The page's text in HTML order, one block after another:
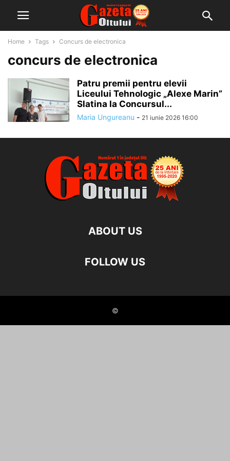
Home Tags Concurs de electronica
concurs de electronica
Patru premii pentru elevii
Liceului Tehnologic „Alexe Marin”
Slatina la Concursul...
Maria Ungureanu - 21 iunie 2026 16:00
ABOUT US
FOLLOW US
©